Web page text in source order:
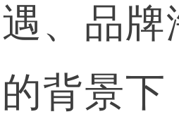
、品
背景